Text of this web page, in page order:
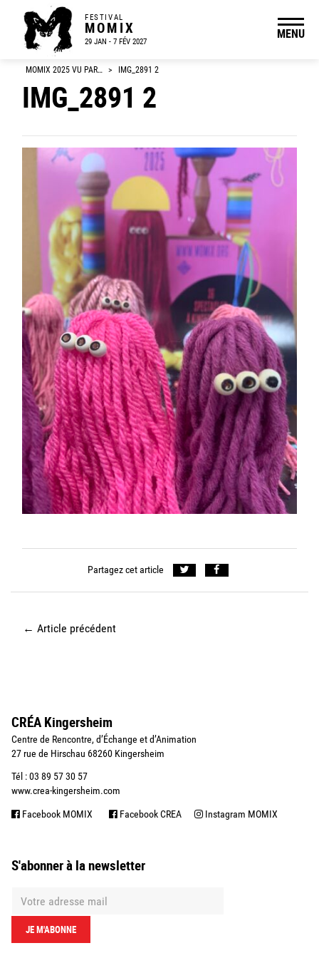
FESTIVAL
MOMIX
29 JAN - 7 FÉV 2027
MENU
MOMIX 2025 VU PAR… > IMG_2891 2
IMG_2891 2
Partagez cet article
← Article précédent
CRÉA Kingersheim
Centre de Rencontre, d’Échange et d’Animation
27 rue de Hirschau 68260 Kingersheim
Tél : 03 89 57 30 57
www.crea-kingersheim.com
Facebook MOMIX Facebook CREA Instagram MOMIX
S'abonner à la newsletter